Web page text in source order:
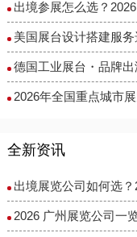
出境参展怎么选？
美国展台设计搭建服
全新资讯